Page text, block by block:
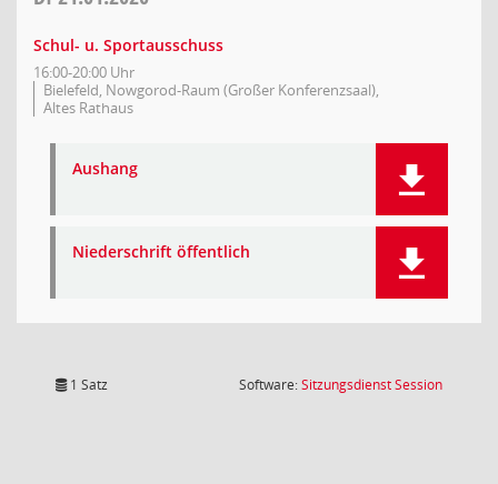
Schul- u. Sportausschuss
16:00-20:00 Uhr
Bielefeld, Nowgorod-Raum (Großer Konferenzsaal),
Altes Rathaus
Aushang
Niederschrift öffentlich
1 Satz Software:SitzungsdienstSession(Wird in